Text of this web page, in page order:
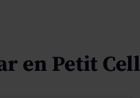
en Petit